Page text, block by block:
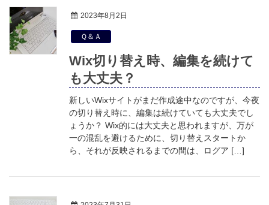
2023年8月2日
Ｑ＆Ａ
Wix切り替え時、編集を続けて
も大丈夫？
新しいWixサイトがまだ作成途中なのですが、今夜
の切り替え時に、編集は続けていても大丈夫でし
ょうか？ Wix的には大丈夫と思われますが、万が
一の混乱を避けるために、切り替えスタートか
ら、それが反映されるまでの間は、ログア […]